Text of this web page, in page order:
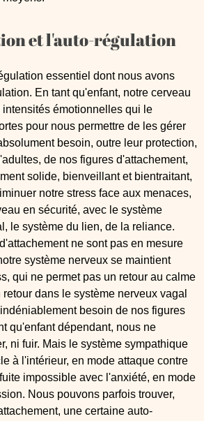
et l'auto-régulation
essentiel dont nous avons
En tant qu'enfant, notre cerveau
intensités émotionnelles qui le
pour nous permettre de les gérer
besoin, outre leur protection,
de nos figures d'attachement,
solide, bienveillant et bientraitant,
notre stress face aux menaces,
en sécurité, avec le système
le système du lien, de la reliance.
ne sont pas en mesure
système nerveux se maintient
qui ne permet pas un retour au calme
dans le système nerveux vagal
besoin de nos figures
qu'enfant dépendant, nous ne
ni fuir. Mais le système sympathique
à l'intérieur, en mode attaque contre
impossible avec l'anxiété, en mode
Nous pouvons parfois trouver,
une certaine auto-